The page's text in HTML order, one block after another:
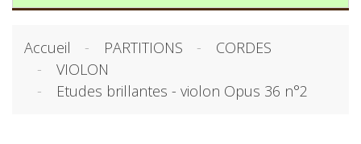
Accueil PARTITIONS
CORDES
VIOLON
Etudes brillantes - violon Opus 36 n°2